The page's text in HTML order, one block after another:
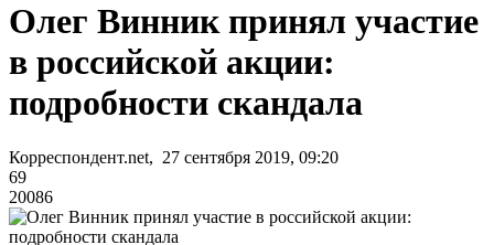
Олег Винник принял участие
в российской акции:
подробности скандала
Корреспондент.net, 27 сентября 2019, 09:20
69
20086